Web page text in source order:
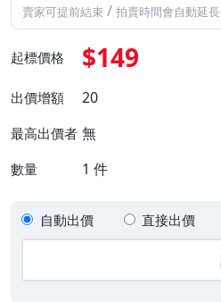
賣家可提前結束 / 拍賣時間會自動延長
起標價格 $149
出價增額 20
最高出價者 無
數量 1 件
自動出價 直接出價